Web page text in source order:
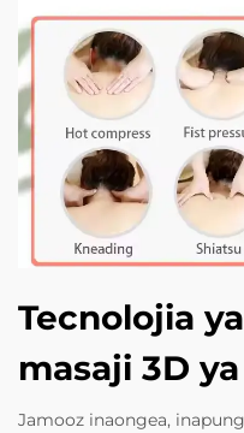
Tecnolojia
masaji 3D
Jamooz inaongea,